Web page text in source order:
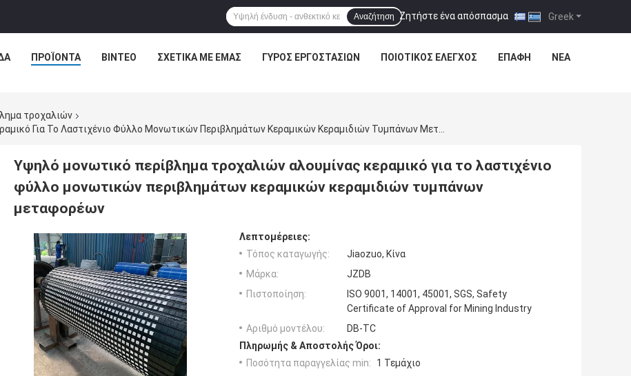
Greek
Ζητήστε ένα απόσπασμα |
Αναζήτηση
ΠΡΟΪΌΝΤΑ ΒΊΝΤΕΟ ΣΧΕΤΙΚΆ ΜΕ ΕΜΆΣ ΓΎΡΟΣ ΕΡΓΟΣΤΑΣΊΩΝ ΠΟΙΟΤΙΚΌΣ ΈΛΕΓΧΟΣ ΕΠΑΦΉ ΝΈΑ
τροχαλιών
Υψηλό μονωτικό περίβλημα τροχαλιών αλουμίνας κεραμικό για το λαστιχένιο
φύλλο μονωτικών περιβλημάτων κεραμικών κεραμιδιών τυμπάνων
μεταφορέων
Λεπτομέρειες:
Τόπος καταγωγής:
Jiaozuo, Κίνα
Μάρκα:
JZDB
Πιστοποίηση:
ISO 9001, 14001, 45001, SGS, Safety
Certificate of Approval for Mining Industry
Αριθμό μοντέλου:
DB-TC
Πληρωμής & Αποστολής Όροι:
Ποσότητα παραγγελίας min:
1 Τεμάχιο